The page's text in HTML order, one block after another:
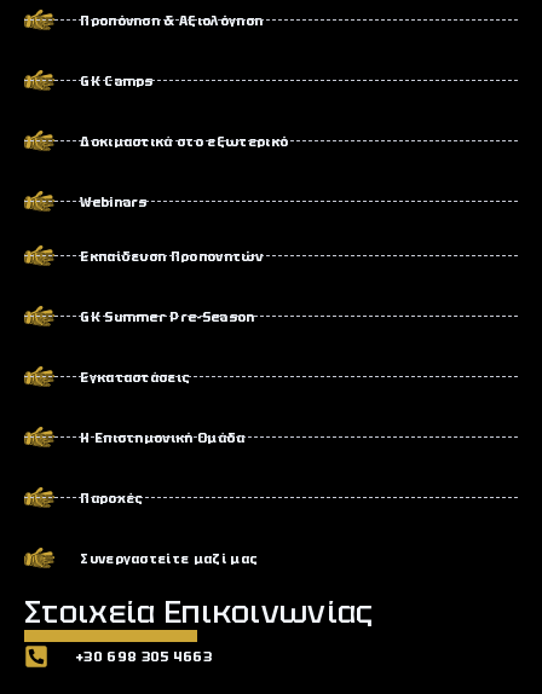
Προπόνηση & Αξιολόγηση
GK Camps
Δοκιμαστικά στο εξωτερικό
Webinars
Εκπαίδευση Προπονητών
GK Summer Pre-Season
Εγκαταστάσεις
Η Επιστημονική Ομάδα
Παροχές
Συνεργαστείτε μαζί μας
Στοιχεία Επικοινωνίας
+30 698 305 4663